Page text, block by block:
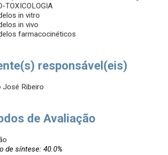
TOXICOLOGIA
in vitro
in vivo
farmacocinéticos
responsável(eis)
José Ribeiro
de Avaliação
de síntese: 40.0%